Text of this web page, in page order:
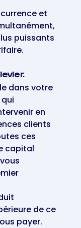
et
puissants
dans votre
en
clients
ces
capital
de ce
payer.